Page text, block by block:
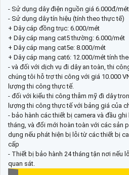
- Sử dụng dây điện nguồn giá 6.000đ/
- Sử dụng dây tín hiệu (tính theo thực tế)
+ Dây cáp đồng trục: 6.000/mét
+ Dây cáp mạng cat5 thường: 6.000/mét
+ Dây cáp mạng cat5e: 8.000/mét
+ Dây cáp mạng cat6: 12.000/mét tính
- và đối với dịch vụ đi dây an toàn, thi
chúng tôi hỗ trợ thi công với giá 10.000
lượng thi công thực tế.
- đối với kiểu thi công thẫm mỹ đi dây
lượng thi công thực tế với bảng giá của
- bảo hành các thiết bị camera và đầu
tháng, và đổi mới hoàn toàn với các sản
dụng nếu phát hiện bị lỗi từ các thiết bị
cấp
- Thiết bị bảo hành 24 tháng tận nơi nếu
quan sát.